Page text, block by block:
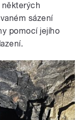
některých
sázení
pomocí jejího